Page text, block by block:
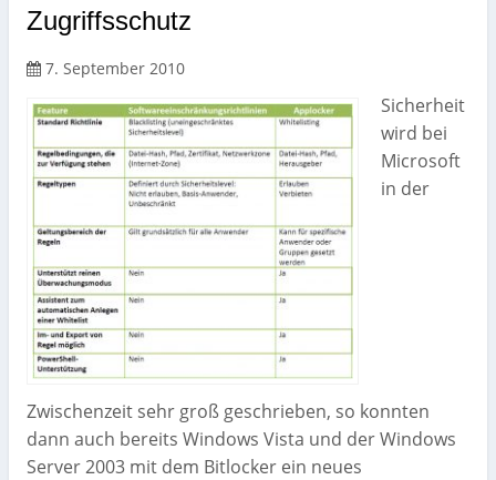
Zugriffsschutz
7. September 2010
Sicherheit
wird bei
Microsoft
in der
Zwischenzeit sehr groß geschrieben, so konnten
dann auch bereits Windows Vista und der Windows
Server 2003 mit dem Bitlocker ein neues